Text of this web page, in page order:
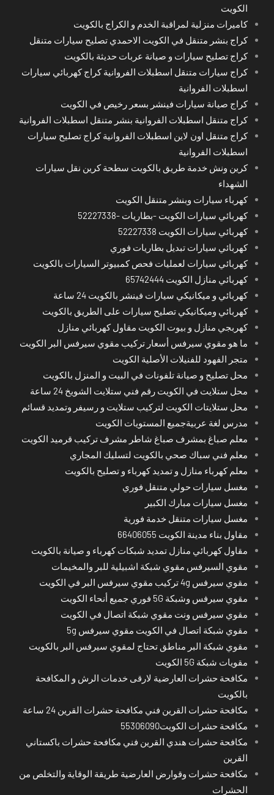
الكويت
كاميرات منزلية لمراقبة الخدم و الكراج بالكويت
كراج بنشر متنقل في الكويت الاحمدي تصليح سيارات متنقل
كراج تصليح سيارات و صيانة عربات حديثة بالكويت
كراج سيارات متنقل اسطبلات الفروانية كراج كهربائي سيارات
اسطبلات الفروانية
كراج صيانة سيارات فينشر بسعر رخيص في الكويت
كراج متنقل اسطبلات الفروانية بنشر متنقل اسطبلات الفروانية
كراج متنقل اون لاين اسطبلات الفروانية كراج تصليح سيارات
اسطبلات الفروانية
كرين ونش خدمة طريق بالكويت سطحة كرين نقل سيارات
الشهداء
كهرباء سيارات وبنشر متنقل الكويت
كهربائي سيارات الكويت -بطاريات -52227338
كهربائي سيارات الكويت 52227338
كهربائي سيارات تبديل بطاريات فوري
كهربائي سيارات لعمليات فحص كمبيوتر السيارات بالكويت
كهربائي منازل الكويت 65742444
كهربائي و ميكانيكي سيارات فينشر بالكويت 24 ساعة
كهربائي وميكانيكي تصليح سيارات على الطريق بالكويت
كهربجي منازل و بيوت الكويت مقاول كهربائي منازل
ما هو مقوي سيرفس أسعار تركيب مقوي سيرفس البر الكويت
متجر الفهود للفنيلات الأصلية الكويت
محل تصليح و صيانة تلفونات في البيت و المنزل بالكويت
محل ستلايت في الكويت رقم فني ستلايت الشويخ 24 ساعة
محل ستلايتات الكويت لتركيب ستلايت و رسيفر وتمديد قسائم
مدرس لغة عربيةجميع المستويات الكويت
معلم صباغ بمشرف صباغ شاطر مشرف تركيب قرميد الكويت
معلم فني سباك صحي بالكويت لتسليك المجاري
معلم كهرباء منازل و تمديد كهرباء و تصليح بالكويت
مغسل سيارات حولي متنقل فوري
مغسل سيارات مبارك الكبير
مغسل سيارات متنقل خدمة فورية
مقاول بناء مدينة الكويت 66406055
مقاول كهربائي منازل تمديد شبكات كهرباء و صيانة بالكويت
مقوي السيرفس مقوي شبكة اشبيلية للبر والمخيمات
مقوي سيرفس 4g تركيب مقوي سيرفس البر في الكويت
مقوي سيرفس وشبكة 5G فوري جميع أنحاء الكويت
مقوي سيرفس ونت مقوي شبكة اتصال في الكويت
مقوي شبكة اتصال في الكويت مقوي سيرفس 5g
مقوي شبكة البر مناطق تحتاج لمقوي سيرفس البر بالكويت
مقويات شبكة 5G الكويت
مكافحة حشرات العارضية لارقى خدمات الرش و المكافحة
بالكويت
مكافحة حشرات القرين فني مكافحة حشرات القرين 24 ساعة
مكافحة حشرات الكويت55306090
مكافحة حشرات هندي القرين فني مكافحة حشرات باكستاني
القرين
مكافحة حشرات وقوارض العارضية طريقة الوقاية والتخلص من
الحشرات